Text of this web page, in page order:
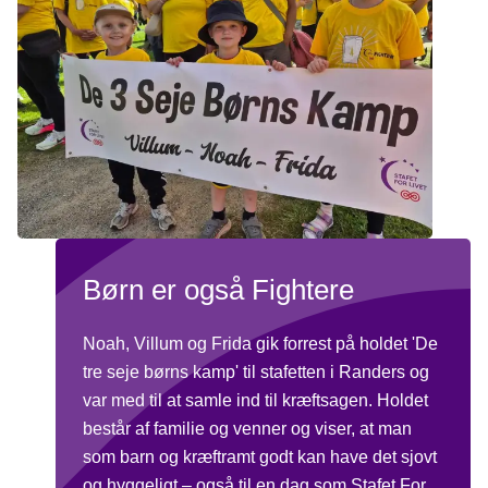
Fightere.
Det koster ikke noget at deltage som Fighter, men
hvis du vil deltage på et hold, er deltagergebyret 150
kr.
Find en stafet nær dig
Børn er også Fightere
Noah, Villum og Frida gik forrest på holdet 'De
tre seje børns kamp' til stafetten i Randers og
var med til at samle ind til kræftsagen. Holdet
består af familie og venner og viser, at man
som barn og kræftramt godt kan have det sjovt